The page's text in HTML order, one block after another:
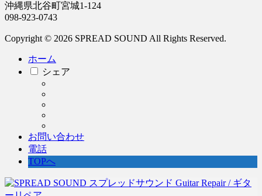
沖縄県北谷町宮城1-124
098-923-0743
Copyright © 2026 SPREAD SOUND All Rights Reserved.
ホーム
シェア
お問い合わせ
電話
TOPへ